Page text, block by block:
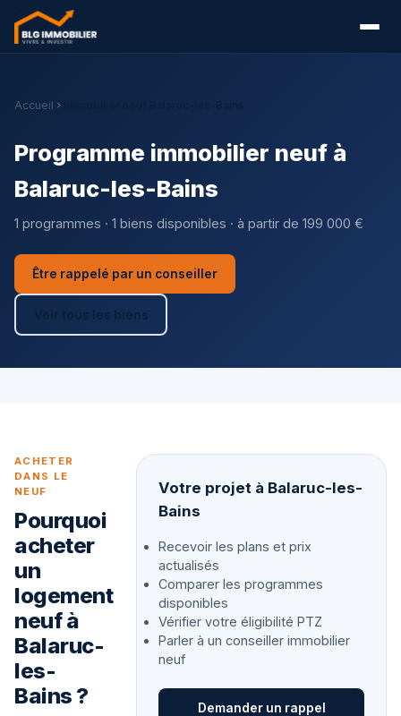
Accueil
Programme immobilier neuf à
Balaruc-les-Bains
1 programmes · 1 biens disponibles · à partir de 199 000 €
Être rappelé par un conseiller
Voir tous les biens
ACHETER
DANS LE
NEUF
Pourquoi
acheter
un
logement
neuf à
Balaruc-
les-
Bains ?
Votre projet à Balaruc-les-
Bains
Recevoir les plans et prix
actualisés
Comparer les programmes
disponibles
Vérifier votre éligibilité PTZ
Parler à un conseiller immobilier
neuf
Demander un rappel